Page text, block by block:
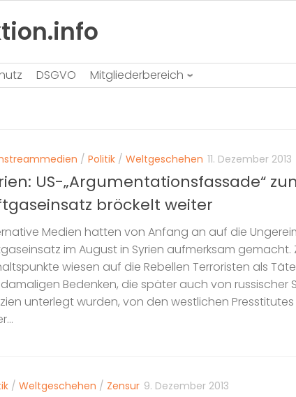
DSGVO Mitgliederbereich
/ Politik / Weltgeschehen 11. Dezember 2013
US-„Argumentationsfassade“
bröckelt weiter
Medien hatten von Anfang an auf die
im August in Syrien aufmerksam gemacht.
wiesen auf die Rebellen Terroristen als
Bedenken, die später auch von russischer
unterlegt wurden, von den westlichen
/ Weltgeschehen / Zensur 9. Dezember 2013